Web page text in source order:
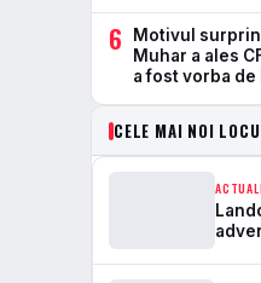
6
Motivul
Muhar a ales
a fost vorba de
CELE MAI NOI